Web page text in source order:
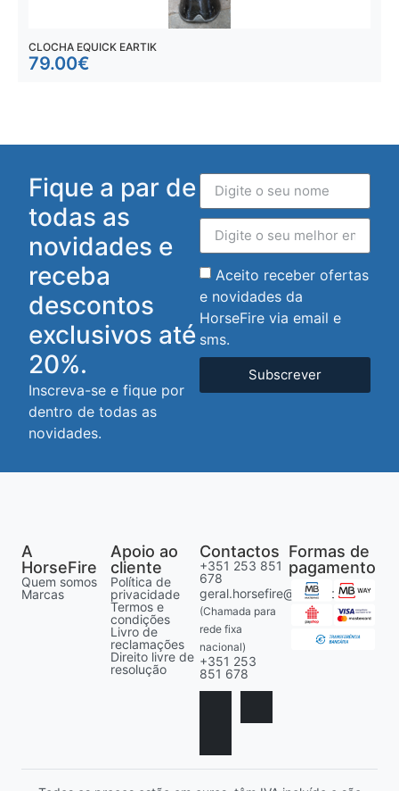
CLOCHA EQUICK EARTIK
79.00€
Fique a par de
todas as
novidades e
receba
descontos
exclusivos até
20%.
Inscreva-se e fique por
dentro de todas as
novidades.
Aceito receber ofertas
e novidades da
HorseFire via email e
sms.
Subscrever
A
HorseFire
Quem somos
Marcas
Apoio ao
cliente
Política de
privacidade
Termos e
condições
Livro de
reclamações
Direito livre de
resolução
Contactos
+351 253 851
678
geral.horsefire@gmail.com
(Chamada para
rede fixa
nacional)
+351 253
851 678
Formas de
pagamento